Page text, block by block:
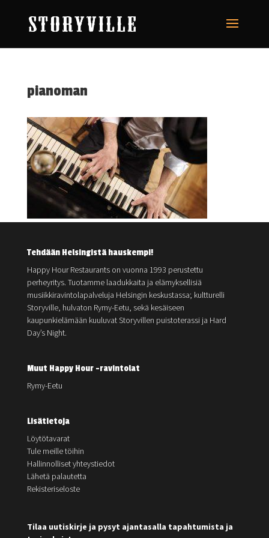
pianoman
Tehdään Helsingistä hauskempi!
Happy Hour Restaurants on vuonna 1993 perustettu
perheyritys. Tuotamme laadukkaita ja elämyksellisiä
musiikkiravintolapalveluja Helsingin keskustassa; kultturelli
Storyville, hulvaton Rymy-Eetu, sekä kesäiseen
kaupunkielämään kuuluvat Storyvillen puistoterassi ja Hard
Day’s Night.
Muut Happy Hour -ravintolat
Rymy-Eetu
Lisätietoja
Löytötavarat
Tule meille töihin
Hallinnolliset yhteystiedot
Lähetä palautetta
Rekisteriseloste
Tilaa uutiskirje ja pysyt ajantasalla tapahtumista ja